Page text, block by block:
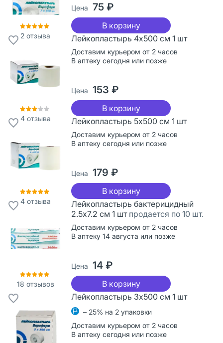
2 отзыва
Цена 75 ₽
В корзину
4отзыва
Лейкопластырь 4х500 см 1 шт
Доставим курьером от 2 часов
В аптеку сегодня или позже
Цена 153 ₽
В корзину
4отзыва
Лейкопластырь 5х500 см 1 шт
Доставим курьером от 2 часов
В аптеку сегодня или позже
Цена 179 ₽
В корзину
18 отзывов
Лейкопластырь бактерицидный
2.5х7.2 см 1 шт продается по 10 шт.
Доставим курьером от 2 часов
В аптеку 14 августа или позже
Цена 14 ₽
В корзину
Лейкопластырь 3х500 см 1 шт
– 25% на 2 упаковки
Доставим курьером от 2 часов
В аптеку сегодня или позже